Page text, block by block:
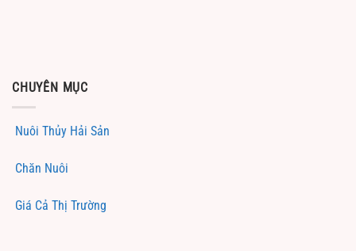
CHUYÊN MỤC
Nuôi Thủy Hải Sản
Chăn Nuôi
Giá Cả Thị Trường